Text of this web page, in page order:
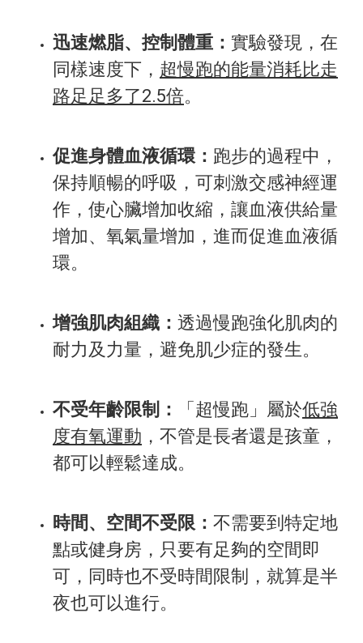
迅速燃脂、控制體重： 實驗發現，在
同樣速度下， 超慢跑的能量消耗比走
路足足多了2.5倍。
促進身體血液循環： 跑步的過程中，
保持順暢的呼吸，可刺激交感神經運
作，使心臟增加收縮，讓血液供給量
增加、氧氣量增加，進而促進血液循
環。
增強肌肉組織： 透過慢跑強化肌肉的
耐力及力量，避免肌少症的發生。
不受年齡限制： 「超慢跑」屬於低強
度有氧運動 ，不管是長者還是孩童，
都可以輕鬆達成。
時間、空間不受限： 不需要到特定地
點或健身房，只要有足夠的空間即
可，同時也不受時間限制，就算是半
夜也可以進行。